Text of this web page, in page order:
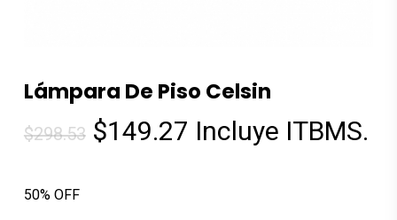
Lámpara De Piso Celsin
$298.53 El
$149.27 El
Incluye ITBMS.
50% OFF